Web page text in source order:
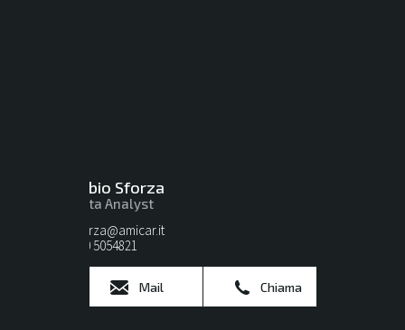
Fabio Sforza
Data Analyst
sforza@amicar.it
080 5054821
Mail Chiama